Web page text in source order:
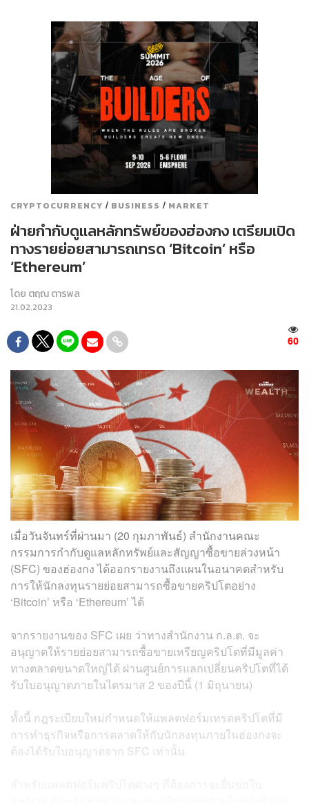
CRYPTOCURRENCY / BUSINESS / MARKET
ฝ่ายกำกับดูแลหลักทรัพย์ของฮ่องกง เตรียมเปิด
ทางรายย่อยสามารถเทรด ‘Bitcoin’ หรือ
‘Ethereum’
โดย ตฤณ ตารพล
21.02.2023
60
เมื่อวันจันทร์ที่ผ่านมา (20 กุมภาพันธ์) สำนักงานคณะ
กรรมการกำกับดูแลหลักทรัพย์และสัญญาซื้อขายล่วงหน้า
(SFC) ของฮ่องกง ได้ออกรายงานถึงแผนในอนาคตสำหรับ
การให้นักลงทุนรายย่อยสามารถซื้อขายคริปโตอย่าง
‘Bitcoin’ หรือ ‘Ethereum’ ได้
จากรายงานของ SFC เผย ว่าทางสำนักงาน ก.ล.ต. จะ
อนุญาตให้รายย่อยสามารถซื้อขายเหรียญคริปโตที่มีมูลค่า
ทางตลาดขนาดใหญ่ได้ ผ่านศูนย์การแลกเปลี่ยนคริปโตที่ได้
รับใบอนุญาตภายในไตรมาส 2 ของปีนี้ (1 มิถุนายน)
ทั้งนี้ กฎระเบียบใหม่กำหนดให้แพลตฟอร์มเทรดคริปโตที่มี
การทำธุรกิจหรือการตลาดให้กับนักลงทุนภายในฮ่องกงจะ
ต้องได้รับใบอนุญาตจาก SFC เท่านั้น